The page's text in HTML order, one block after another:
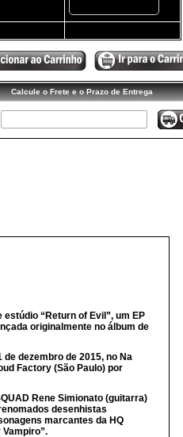
Calcule o Frete e o Prazo de Entrega
“Return of Evil”, um EP
originalmente no álbum de
dezembro de 2015, no Na
Factory (São Paulo) por
Rene Simionato (guitarra)
desenhistas
marcantes da HQ
Vampiro”.